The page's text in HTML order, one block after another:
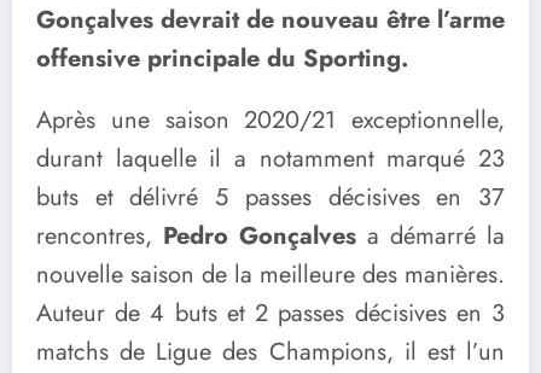
Gonçalves devrait de nouveau être l’arme
offensive principale du Sporting.
Après une saison 2020/21 exceptionnelle,
durant laquelle il a notamment marqué 23
buts et délivré 5 passes décisives en 37
rencontres, Pedro Gonçalves a démarré la
nouvelle saison de la meilleure des manières.
Auteur de 4 buts et 2 passes décisives en 3
matchs de Ligue des Champions, il est l’un